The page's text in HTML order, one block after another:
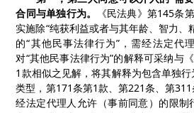
合同与单独行为。
《民法典》第145条
实施除“纯获利益或者与其年龄、智力、
的“其他民事法律行为”，需经法定代
对“其他民事法律行为”的解释可采纳与
1款相似之见解，将其解释为包含单独
类型，第171条第1款、第221条、第
经法定代理人允许（事前同意）的限制